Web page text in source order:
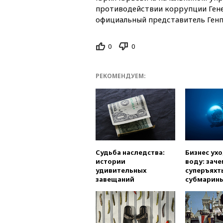
противодействии коррупции
официальный представитель
0 0
РЕКОМЕНДУЕМ:
Судьба наследства:
истории
удивительных
завещаний
Бизнес
воду: